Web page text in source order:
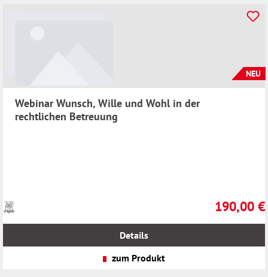
NEU
Webinar Wunsch, Wille und Wohl in der
rechtlichen Betreuung
Regulärer
190,00 €
Preise
inkl.
Details
zum Produkt